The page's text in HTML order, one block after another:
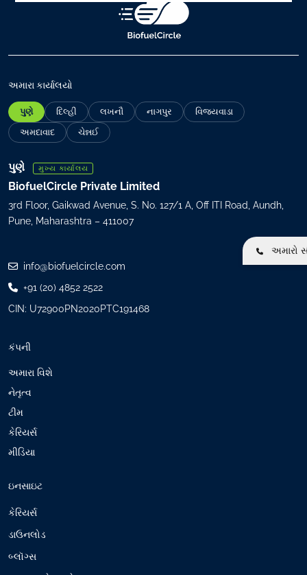
a
l
(
e
q
i
d
)
અમારા કાર્યાલયો
પુણે દિલ્હી લખનૌ નાગપુર
વિજયવાડા
અમદાવાદ
ચેન્નઈ
પુણે મુખ્ય કાર્યાલય
BiofuelCircle Private Limited
3rd Floor, Gaikwad Avenue, S. No. 127/1 A, Off ITI Road, Aundh,
Pune, Maharashtra – 411007
info@biofuelcircle.com
+91 (20) 4852 2522
CIN: U72900PN2020PTC191468
કંપની
અમારા વિશે
નેતૃત્વ
ટીમ
કેરિયર્સ
મીડિયા
ઇનસાઇટ
કેરિયર્સ
ડાઉનલોડ
બ્લૉગ્સ
અમારો